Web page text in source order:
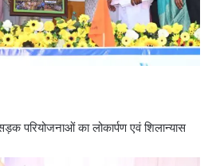
परियोजनाओं का लोकार्पण एवं शिलान्यास